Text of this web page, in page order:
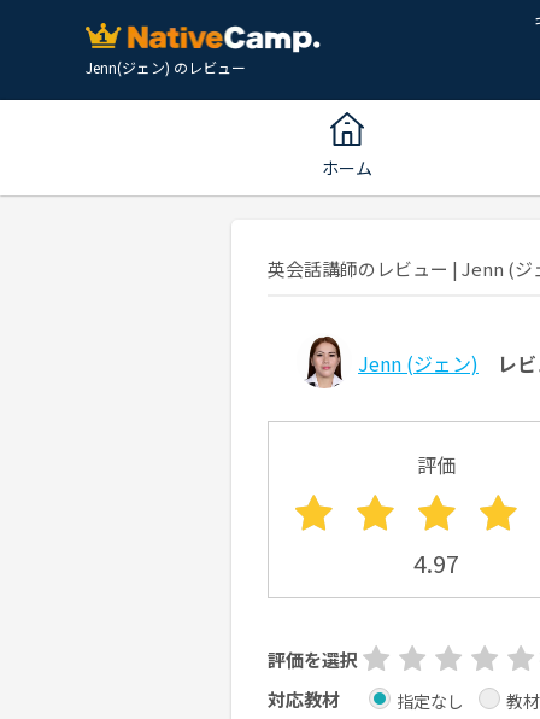
Jenn(ジェン) のレビュー
ホーム
英会話講師のレビュー | Jenn (ジ
Jenn (ジェン) レ
評価
4.97
評価を選択
対応教材 指定なし 教材